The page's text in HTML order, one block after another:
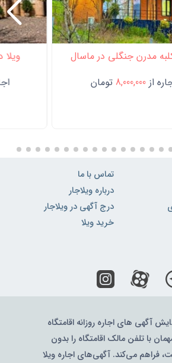
مدرن جنگلی در ماسال
از 8,000,000 تومان
ویلا
تماس با ما
درباره ویلاجار
درج آگهی در ویلاجار
خرید ویلا
آگهی های اجاره روزانه اقامتگاه
با تلفن مالک اقامتگاه را بدون
فراهم می‌کند. آگهی‌های اجاره ویلا